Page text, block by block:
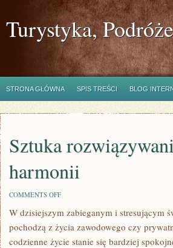
Turystyka, Podróże
STRONA GŁÓWNA SPIS TREŚCI BLOG
Sztuka
harmonii
COMMENTS OFFON
ROZWIĄZYWANIA
KONFLIKTÓW:
KLUCZ
DO
W dzisiejszym zabieganym i stresującym⁢
pochodzą z życia zawodowego czy
codzienne życie stanie się bardziej